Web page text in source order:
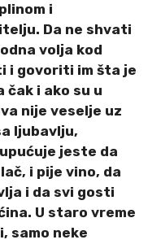
i
Da ne shvati
volja kod
i govoriti im šta je
čak i ako su u
nije veselje uz
ljubavlju,
jeste da
i pije vino, da
i da svi gosti
U staro vreme
samo neke